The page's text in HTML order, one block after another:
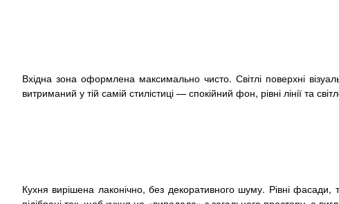
Вхідна зона оформлена максимально чисто. Світлі поверхні
витриманий у тій самій стилістиці — спокійний фон, рівні лінії та
Кухня вирішена лаконічно, без декоративного шуму. Рівні фасади,